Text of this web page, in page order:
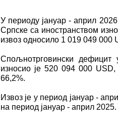
У периоду јануар - април
Српске са иностранством
извоз односило 1 019 049
Спољнотрговински
износио је 520 094 000 USD,
66,2%.
Извоз је у период јануар -
на период јануар - април